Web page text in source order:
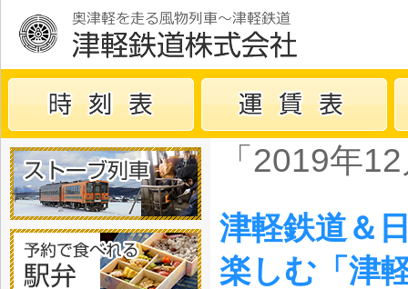
「2019年
津軽鉄道＆
楽しむ「津